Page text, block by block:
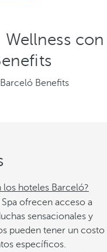
Wellness con
Benefits
los hoteles Barceló?
ofrecen acceso a
sensacionales y
pueden tener un costo
específicos.